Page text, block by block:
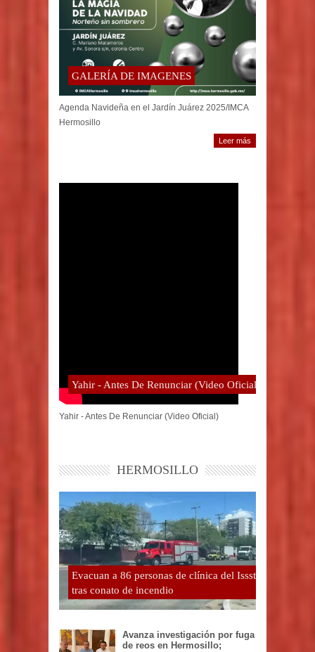
GALERÍA DE IMAGENES
Agenda Navideña en el Jardín Juárez 2025/IMCA
Hermosillo
Leer más
Yahir - Antes De Renunciar (Video Oficial)
Yahir - Antes De Renunciar (Video Oficial)
HERMOSILLO
Evacuan a 86 personas de clínica del Issste
tras conato de incendio
Avanza investigación por fuga
de reos en Hermosillo;